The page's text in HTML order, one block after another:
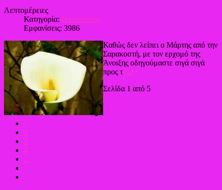
Λεπτομέρειες
Κατηγορία: Ημερολόγιο
Εμφανίσεις: 3986
Καθώς δεν λείπει ο Μάρτης από την
Σαρακοστή, με τον ερχομό της
Άνοιξης οδηγούμαστε σιγά σιγά
προς τ(...)
Σελίδα 1 από 5
1
2
3
4
...